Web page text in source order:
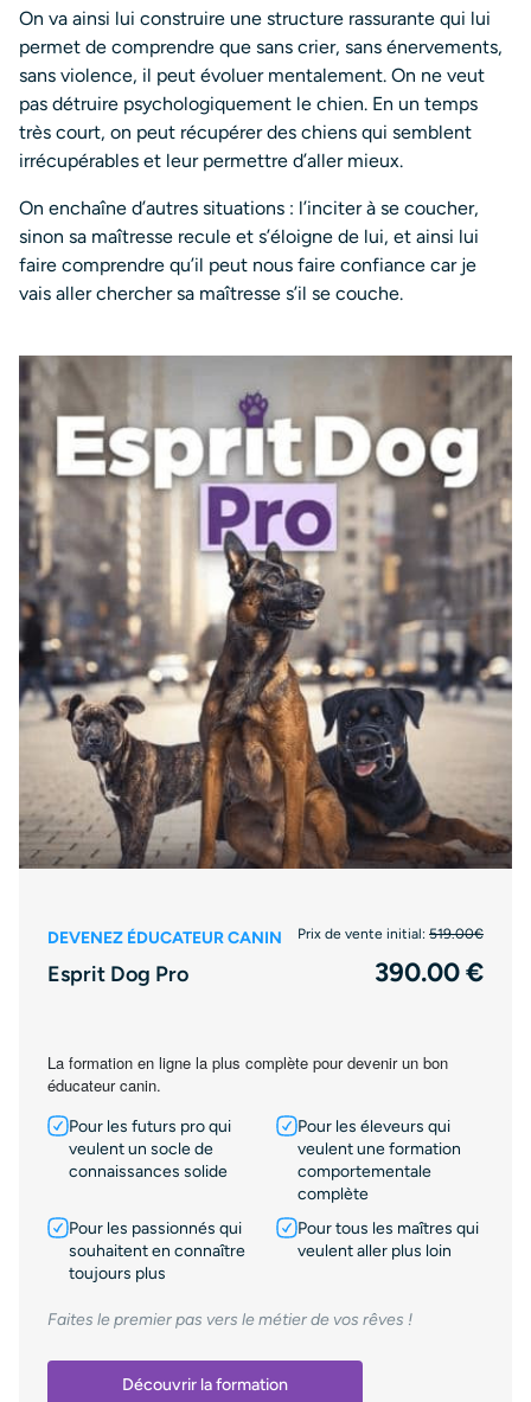
On va ainsi lui construire une structure rassurante qui lui
permet de comprendre que sans crier, sans énervements,
sans violence, il peut évoluer mentalement. On ne veut
pas détruire psychologiquement le chien. En un temps
très court, on peut récupérer des chiens qui semblent
irrécupérables et leur permettre d’aller mieux.
On enchaîne d’autres situations : l’inciter à se coucher,
sinon sa maîtresse recule et s’éloigne de lui, et ainsi lui
faire comprendre qu’il peut nous faire confiance car je
vais aller chercher sa maîtresse s’il se couche.
DEVENEZ ÉDUCATEUR CANIN Prix de vente initial: 519.00€
Esprit Dog Pro 390.00 €
La formation en ligne la plus complète pour devenir un bon
éducateur canin.
Pour les futurs pro qui
veulent un socle de
connaissances solide
Pour les éleveurs qui
veulent une formation
comportementale
complète
Pour les passionnés qui
souhaitent en connaître
toujours plus
Pour tous les maîtres qui
veulent aller plus loin
Faites le premier pas vers le métier de vos rêves !
Découvrir la formation